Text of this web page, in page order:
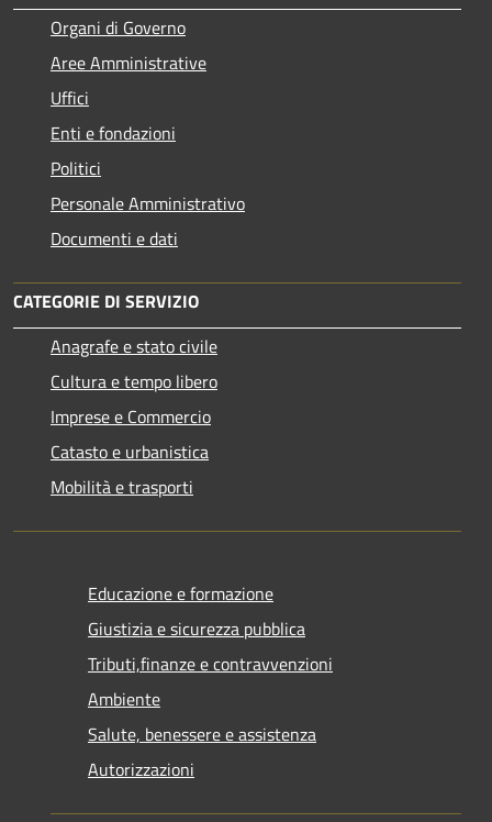
Organi di Governo
Aree Amministrative
Uffici
Enti e fondazioni
Politici
Personale Amministrativo
Documenti e dati
CATEGORIE DI SERVIZIO
Anagrafe e stato civile
Cultura e tempo libero
Imprese e Commercio
Catasto e urbanistica
Mobilità e trasporti
Educazione e formazione
Giustizia e sicurezza pubblica
Tributi,finanze e contravvenzioni
Ambiente
Salute, benessere e assistenza
Autorizzazioni